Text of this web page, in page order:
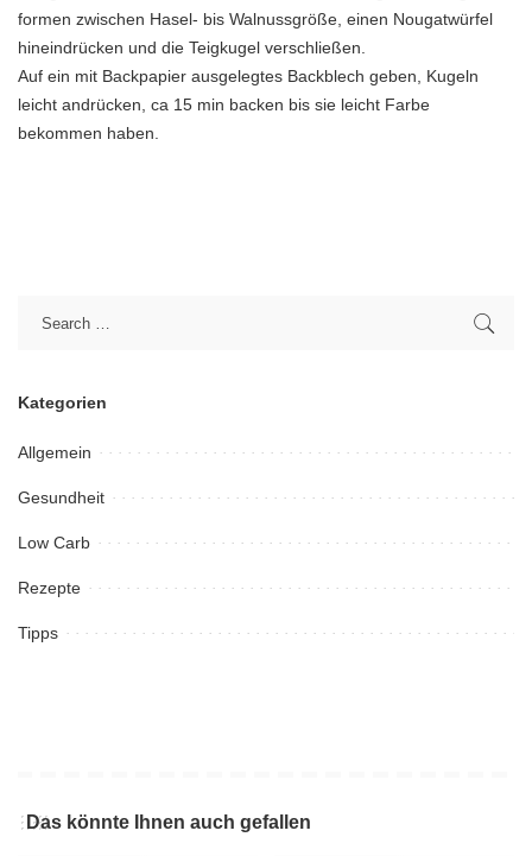
formen zwischen Hasel- bis Walnussgröße, einen Nougatwürfel
hineindrücken und die Teigkugel verschließen.
Auf ein mit Backpapier ausgelegtes Backblech geben, Kugeln
leicht andrücken, ca 15 min backen bis sie leicht Farbe
bekommen haben.
Kategorien
Allgemein
Gesundheit
Low Carb
Rezepte
Tipps
Das könnte Ihnen auch gefallen